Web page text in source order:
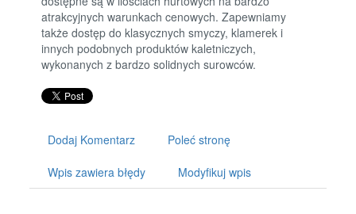
atrakcyjnych warunkach cenowych. Zapewniamy
także dostęp do klasycznych smyczy, klamerek i
innych podobnych produktów kaletniczych,
wykonanych z bardzo solidnych surowców.
Dodaj Komentarz Poleć stronę
Wpis zawiera błędy Modyfikuj wpis